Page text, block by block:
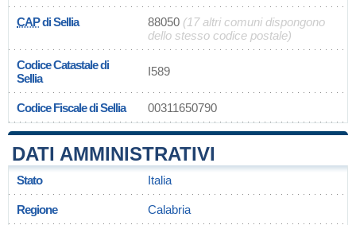
CAPdi Sellia 88050 (17 altri comuni dispongono
dello stesso codice postale)
Codice Catastale di
Sellia
I589
Codice Fiscale di Sellia 00311650790
DATI AMMINISTRATIVI
Stato Italia
Regione Calabria